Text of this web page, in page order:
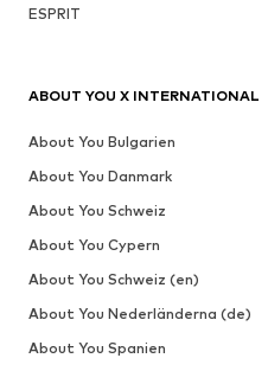
ESPRIT
ABOUT YOU X INTERNATIONAL
About You Bulgarien
About You Danmark
About You Schweiz
About You Cypern
About You Schweiz (en)
About You Nederländerna (de)
About You Spanien